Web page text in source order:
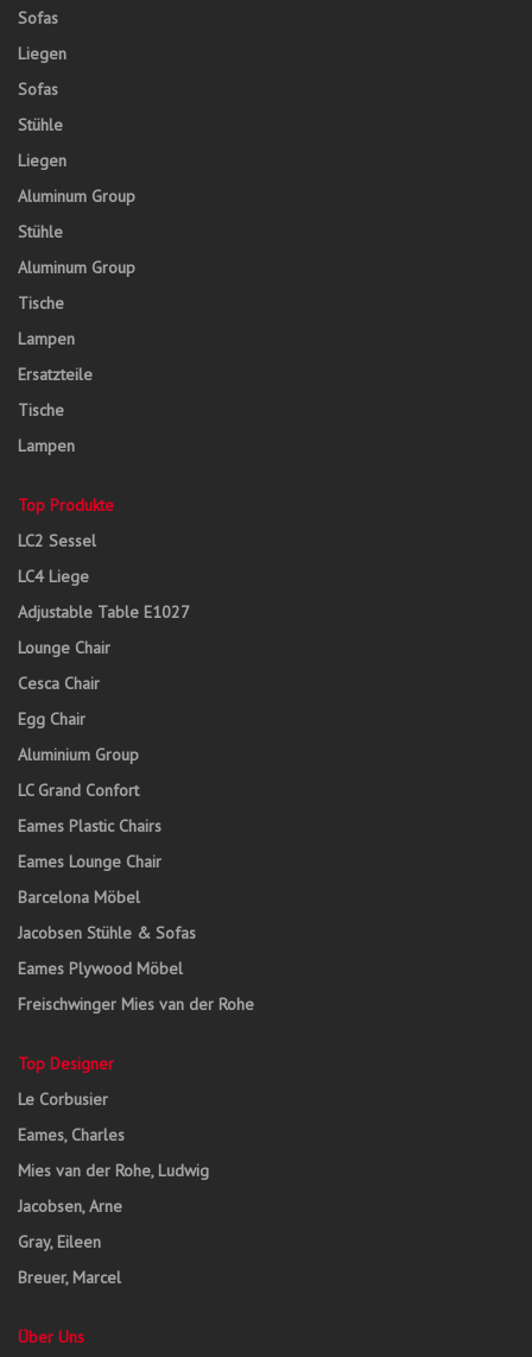
Sofas
Liegen
Sofas
Stühle
Liegen
Aluminum Group
Stühle
Aluminum Group
Tische
Lampen
Ersatzteile
Tische
Lampen
Top Produkte
LC2 Sessel
LC4 Liege
Adjustable Table E1027
Lounge Chair
Cesca Chair
Egg Chair
Aluminium Group
LC Grand Confort
Eames Plastic Chairs
Eames Lounge Chair
Barcelona Möbel
Jacobsen Stühle & Sofas
Eames Plywood Möbel
Freischwinger Mies van der Rohe
Top Designer
Le Corbusier
Eames, Charles
Mies van der Rohe, Ludwig
Jacobsen, Arne
Gray, Eileen
Breuer, Marcel
Über Uns